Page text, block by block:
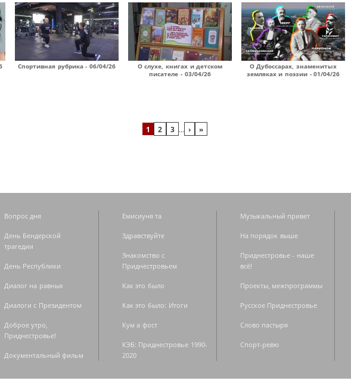
Спортивная рубрика - 06/04/26
О слухе, книгах и детском
писателе - 03/04/26
О Дубоссарах, знаменитых
земляках и поэзии - 01/04/26
1 2 3 … › »
Вопрос дня
День Бендерской
трагедии
День Республики
Диалог на равных
Диалоги с Президентом
Доброе утро,
Приднестровье!
Документальный фильм
Емисиуня та
Здравствуйте
Знакомство с
Приднестровьем
Как это было
Как это было: Итоги
Кум а фост
КЭБ: Приднестровье 1990-
2020
Музыкальный привет
На порядок выше
Приднестровье - наше
всё!
Проекты, межпрограммы
Русское Приднестровье
Слово пастыря
Спорт-ревю